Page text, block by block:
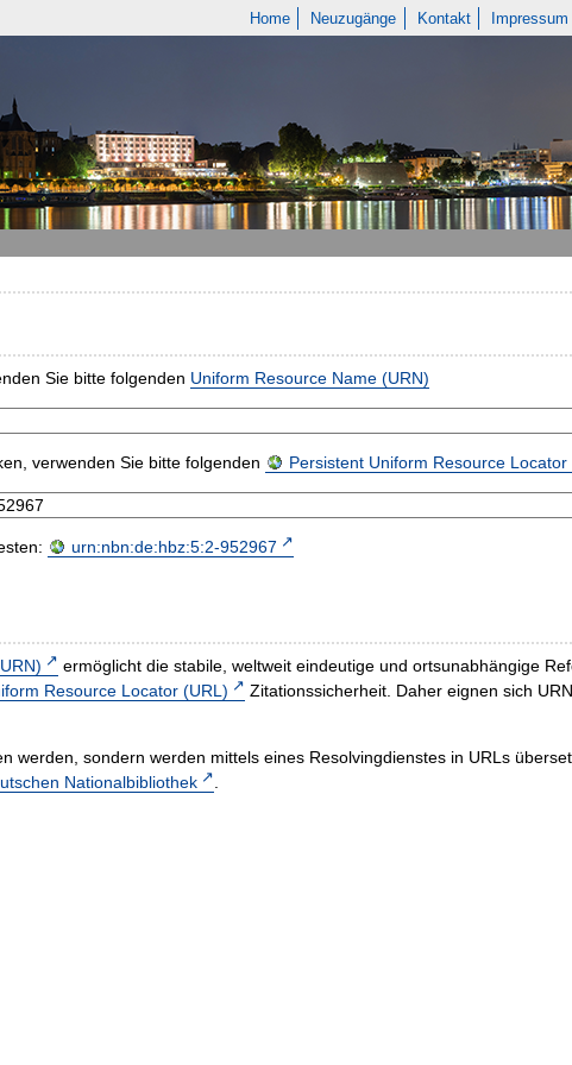
Home Neuzugänge Kontakt Impressum
Sie bitte folgenden Uniform Resource Name (URN)
verwenden Sie bitte folgenden Persistent Uniform Resource Locator
urn:nbn:de:hbz:5:2-952967
ermöglicht die stabile, weltweit eindeutige und ortsunabhängige
Resource Locator (URL)
Zitationssicherheit. Daher eignen sich
werden, sondern werden mittels eines Resolvingdienstes in URLs
Nationalbibliothek .